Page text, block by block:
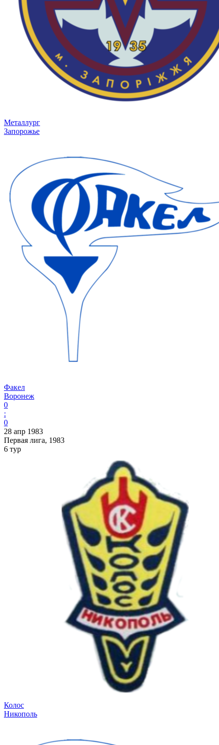
Металлург
Запорожье
Факел
Воронеж
0
:
0
28 апр 1983
Первая лига, 1983
6 тур
Колос
Никополь